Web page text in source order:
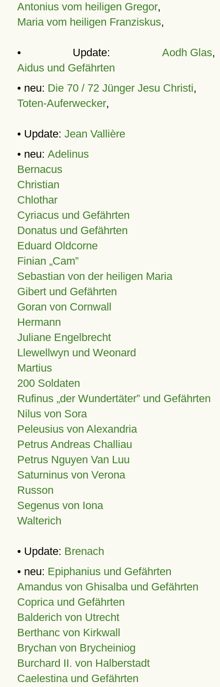
Antonius vom heiligen Gregor,
Maria vom heiligen Franziskus,
• Update: Aodh Glas,
Aidus und Gefährten
• neu: Die 70 / 72 Jünger Jesu Christi,
Toten-Auferwecker,
• Update: Jean Vallière
• neu: Adelinus
Bernacus
Christian
Chlothar
Cyriacus und Gefährten
Donatus und Gefährten
Eduard Oldcorne
Finian Cam
Sebastian von der heiligen Maria
Gibert und Gefährten
Goran von Cornwall
Hermann
Juliane Engelbrecht
Llewellwyn und Weonard
Martius
200 Soldaten
Rufinus „der Wundertäter” und Gefährten
Nilus von Sora
Peleusius von Alexandria
Petrus Andreas Challiau
Petrus Nguyen Van Luu
Saturninus von Verona
Russon
Segenus von Iona
Walterich
• Update: Brenach
• neu: Epiphanius und Gefährten
Amandus von Ghisalba und Gefährten
Coprica und Gefährten
Balderich von Utrecht
Berthanc von Kirkwall
Brychan von Brycheiniog
Burchard II. von Halberstadt
Caelestina und Gefährten